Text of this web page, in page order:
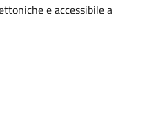
e accessibile a